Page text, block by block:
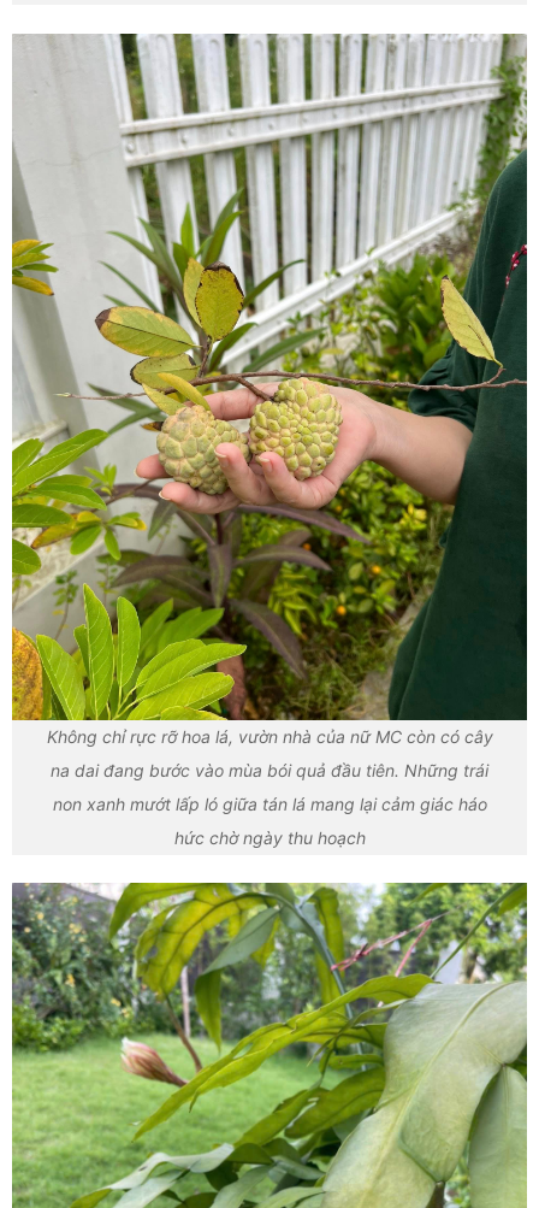
Không chỉ rực rỡ hoa lá, vườn nhà của nữ MC còn có cây
na dai đang bước vào mùa bói quả đầu tiên. Những trái
non xanh mướt lấp ló giữa tán lá mang lại cảm giác háo
hức chờ ngày thu hoạch